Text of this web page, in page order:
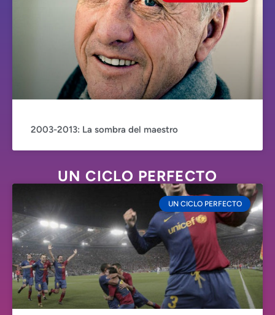
2003-2013: La sombra del maestro
UN CICLO PERFECTO
UN CICLO PERFECTO